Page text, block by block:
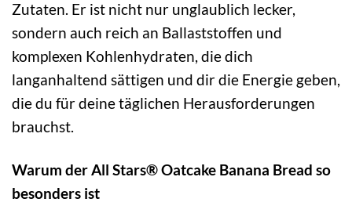
Zutaten. Er ist nicht nur unglaublich lecker,
sondern auch reich an Ballaststoffen und
komplexen Kohlenhydraten, die dich
langanhaltend sättigen und dir die Energie geben,
die du für deine täglichen Herausforderungen
brauchst.
Warum der All Stars® Oatcake Banana Bread so
besonders ist